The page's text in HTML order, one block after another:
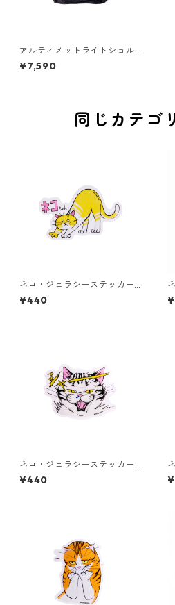
アルティメットライトショル
ダーバッグ ミニ [NJ ブラック]
¥7,590
同じカテゴ
ネコ・ジェラシーステッカー
クリーム
¥440
ネコ・ジェラシーステッカー
タビー
¥440